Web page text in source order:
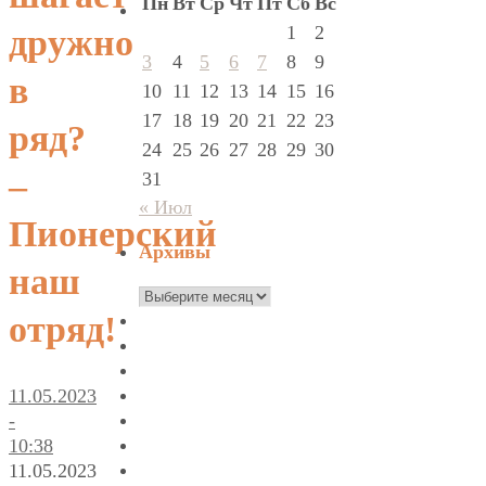
дружно
в
ряд?
–
Пионерский
наш
отряд!
11.05.2023
-
10:38
11.05.2023
1
2
3
4 5 6 7 8
9
10 11 12 13 14 15 16
17 18 19 20 21 22 23
24 25 26 27 28 29 30
31
« Июл
Архивы
Архивы